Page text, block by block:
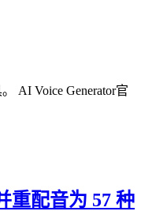
AI Voice Generator官
重配音为 57 种